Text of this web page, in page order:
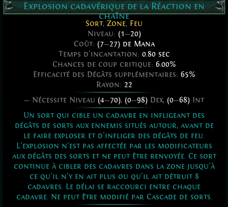
Explosion cadavérique de la Réaction en
chaîne
Sort, Zone, Feu
Niveau: (1—20)
Coût: (7—27) de Mana
Temps d'incantation: 0.80 sec
Chances de coup critique: 6.00%
Efficacité des Dégâts supplémentaires: 65%
Rayon: 22
— Nécessite Niveau (4—70), (0—98) Dex, (0—68) Int
Un sort qui cible un cadavre en infligeant des
dégâts de sorts aux ennemis situés autour, avant de
le faire exploser et d'infliger des dégâts de feu.
L'explosion n'est pas affectée par les modificateurs
aux dégâts des sorts et ne peut être renvoyée. Ce sort
continue à cibler des cadavres dans la zone jusqu'à
ce qu'il n'y en ait plus ou qu'il ait détruit 8
cadavres. Le délai se raccourci entre chaque
cadavre. Ne peut être modifié par Cascade de sorts.